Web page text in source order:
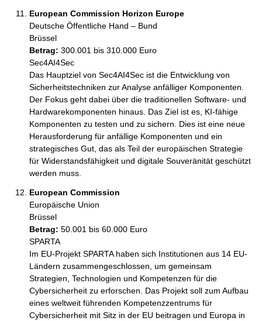
European Commission Horizon Europe
Deutsche Öffentliche Hand – Bund
Brüssel
Betrag: 300.001 bis 310.000 Euro
Sec4AI4Sec
Das Hauptziel von Sec4AI4Sec ist die Entwicklung von
Sicherheitstechniken zur Analyse anfälliger Komponenten.
Der Fokus geht dabei über die traditionellen Software- und
Hardwarekomponenten hinaus. Das Ziel ist es, KI-fähige
Komponenten zu testen und zu sichern. Dies ist eine neue
Herausforderung für anfällige Komponenten und ein
strategisches Gut, das als Teil der europäischen Strategie
für Widerstandsfähigkeit und digitale Souveränität geschützt
werden muss.
European Commission
Europäische Union
Brüssel
Betrag: 50.001 bis 60.000 Euro
SPARTA
Im EU-Projekt SPARTA haben sich Institutionen aus 14 EU-
Ländern zusammengeschlossen, um gemeinsam
Strategien, Technologien und Kompetenzen für die
Cybersicherheit zu erforschen. Das Projekt soll zum Aufbau
eines weltweit führenden Kompetenzzentrums für
Cybersicherheit mit Sitz in der EU beitragen und Europa in